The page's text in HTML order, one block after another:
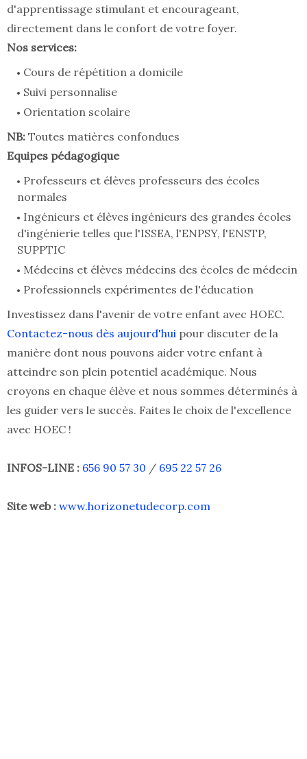
d'apprentissage stimulant et encourageant,
directement dans le confort de votre foyer.
Nos services:
Cours de répétition a domicile
Suivi personnalise
Orientation scolaire
NB: Toutes matières confondues
Equipes pédagogique
Professeurs et élèves professeurs des écoles
normales
Ingénieurs et élèves ingénieurs des grandes écoles
d'ingénierie telles que l'ISSEA, l'ENPSY, l'ENSTP,
SUPPTIC
Médecins et élèves médecins des écoles de médecin
Professionnels expérimentes de l'éducation
Investissez dans l'avenir de votre enfant avec HOEC.
Contactez-nous dès aujourd'hui pour discuter de la
manière dont nous pouvons aider votre enfant à
atteindre son plein potentiel académique. Nous
croyons en chaque élève et nous sommes déterminés à
les guider vers le succès. Faites le choix de l'excellence
avec HOEC !
INFOS-LINE : 656 90 57 30 / 695 22 57 26
Site web : www.horizonetudecorp.com